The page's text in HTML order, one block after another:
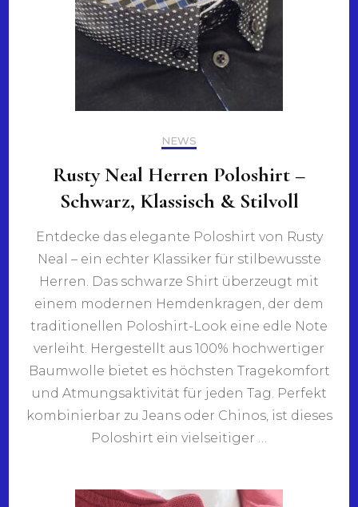
NEWS
Rusty Neal Herren Poloshirt –
Schwarz, Klassisch & Stilvoll
Entdecke das elegante Poloshirt von Rusty
Neal – ein echter Klassiker für stilbewusste
Herren. Das schwarze Shirt überzeugt mit
einem modernen Hemdenkragen, der dem
traditionellen Poloshirt-Look eine edle Note
verleiht. Hergestellt aus 100% hochwertiger
Baumwolle bietet es höchsten Tragekomfort
und Atmungsaktivität für jeden Tag. Perfekt
kombinierbar zu Jeans oder Chinos, ist dieses
Poloshirt ein vielseitiger …